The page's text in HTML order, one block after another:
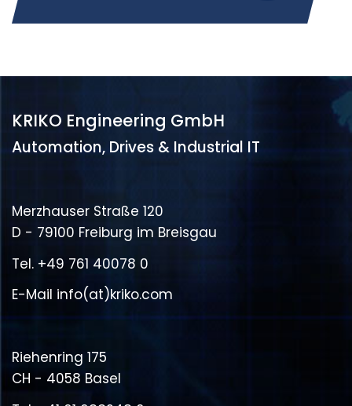
KRIKO Engineering GmbH
Automation, Drives & Industrial IT
Merzhauser Straße 120
D - 79100 Freiburg im Breisgau
Tel. +49 761 40078 0
E-Mail info(at)kriko.com
Riehenring 175
CH - 4058 Basel